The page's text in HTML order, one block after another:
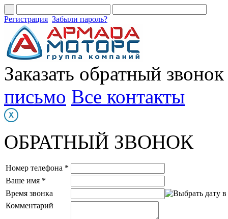
Регистрация Забыли пароль?
Заказать обратный звонок
письмо Все контакты
ОБРАТНЫЙ ЗВОНОК
Номер телефона *
Ваше имя *
Время звонка
Комментарий